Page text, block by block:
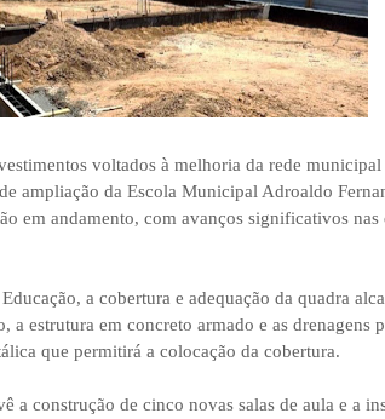
voltados à melhoria da rede
ampliação da Escola Municipal Adroaldo
em andamento, com avanços significativos nas
a cobertura e adequação da quadra
a estrutura em concreto armado e as drenagens
que permitirá a colocação da cobertura.
a construção de cinco novas salas de aula e a